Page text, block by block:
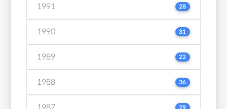
1991 28
1990 31
1989 22
1988 36
1987 29